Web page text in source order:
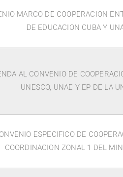
MARCO DE COOPERACION
DE EDUCACION CUBA Y
AL CONVENIO DE
UNESCO, UNAE Y EP DE LA
ESPECIFICO DE
COORDINACION ZONAL 1 DEL